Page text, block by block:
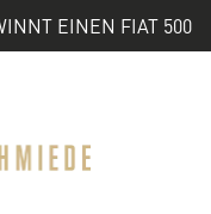
EINEN FIAT 500